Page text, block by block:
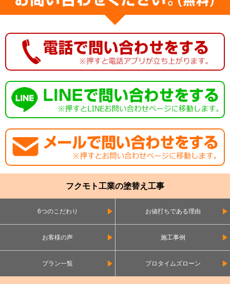
フクモト工業の塗替え工事
6つのこだわり お値打ちである理由
お客様の声 施工事例
プラン一覧 プロタイムズローン